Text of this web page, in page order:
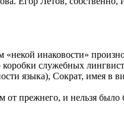
инаковости»
служебных
языка), Сократ, имея в
прежнего, и нельзя было